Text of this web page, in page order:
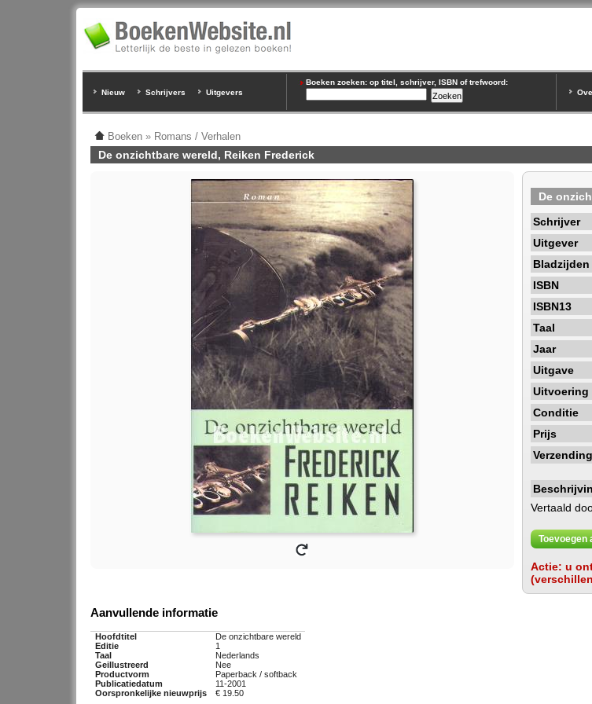
Nieuw Schrijvers Uitgevers
Boeken zoeken: op titel, schrijver, ISBN of trefwoord:
Boeken » Romans / Verhalen
De onzichtbare wereld, Reiken Frederick
De
Schrijver
Uitgever
Bladzijden
ISBN
ISBN13
Taal
Jaar
Uitgave
Uitvoering
Conditie
Prijs
Verzending
Vertaald
Toevoegen
Actie: u
Aanvullende informatie
Hoofdtitel
De onzichtbare wereld
Editie
1
Taal
Nederlands
Geillustreerd
Nee
Productvorm
Paperback / softback
Publicatiedatum
11-2001
Oorspronkelijke nieuwprijs
€ 19.50